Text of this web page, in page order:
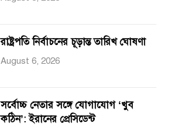
রাষ্ট্রপতি নির্বাচনের চূড়ান্ত তারিখ ঘোষণা
August 6, 2026
সর্বোচ্চ নেতার সঙ্গে যোগাযোগ ‘খুব
কঠিন’: ইরানের প্রেসিডেন্ট